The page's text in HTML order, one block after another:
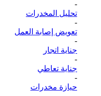
-
تحليل المخدرات
-
تعويض إصابة العمل
-
جناية اتجار
-
جناية تعاطي
-
حيازة مخدرات